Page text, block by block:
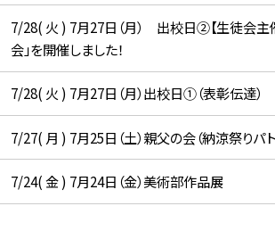
7/28( 火 ) 7月27日（月） 出校日②【生徒会主
会」を開催しました！
7/28( 火 ) 7月27日（月）出校日①（表彰伝達）
7/27( 月 ) 7月25日（土）親父の会（納涼祭りパ
7/24( 金 ) 7月24日（金）美術部作品展